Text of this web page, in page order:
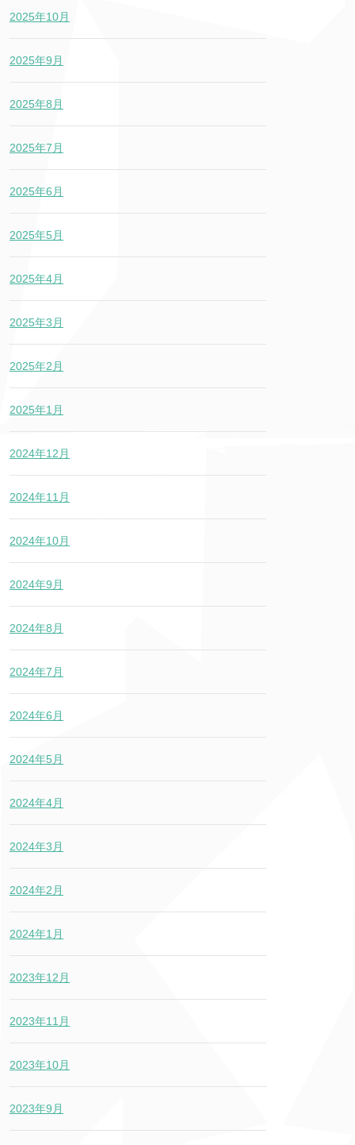
2025年10月
2025年9月
2025年8月
2025年7月
2025年6月
2025年5月
2025年4月
2025年3月
2025年2月
2025年1月
2024年12月
2024年11月
2024年10月
2024年9月
2024年8月
2024年7月
2024年6月
2024年5月
2024年4月
2024年3月
2024年2月
2024年1月
2023年12月
2023年11月
2023年10月
2023年9月